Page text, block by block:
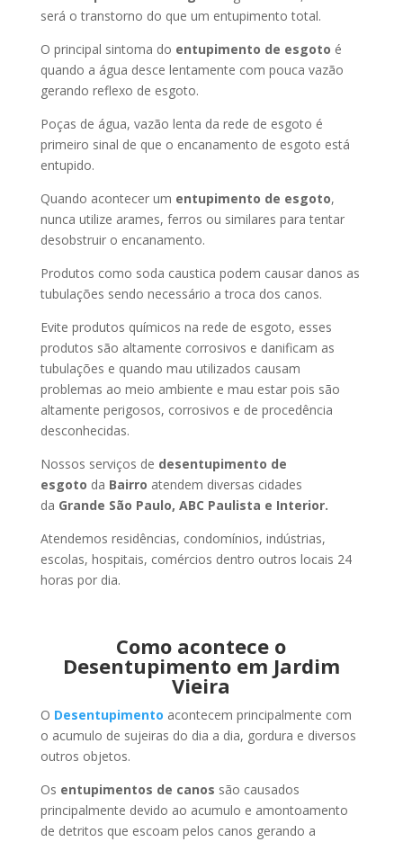
será o transtorno do que um entupimento total.
O principal sintoma do entupimento de esgoto é
quando a água desce lentamente com pouca vazão
gerando reflexo de esgoto.
Poças de água, vazão lenta da rede de esgoto é
primeiro sinal de que o encanamento de esgoto está
entupido.
Quando acontecer um entupimento de esgoto,
nunca utilize arames, ferros ou similares para tentar
desobstruir o encanamento.
Produtos como soda caustica podem causar danos as
tubulações sendo necessário a troca dos canos.
Evite produtos químicos na rede de esgoto, esses
produtos são altamente corrosivos e danificam as
tubulações e quando mau utilizados causam
problemas ao meio ambiente e mau estar pois são
altamente perigosos, corrosivos e de procedência
desconhecidas.
Nossos serviços de desentupimento de
esgoto da Bairro atendem diversas cidades
da Grande São Paulo, ABC Paulista e Interior.
Atendemos residências, condomínios, indústrias,
escolas, hospitais, comércios dentro outros locais 24
horas por dia.
Como acontece o
Desentupimento em Jardim
Vieira
O Desentupimento acontecem principalmente com
o acumulo de sujeiras do dia a dia, gordura e diversos
outros objetos.
Os entupimentos de canos são causados
principalmente devido ao acumulo e amontoamento
de detritos que escoam pelos canos gerando a